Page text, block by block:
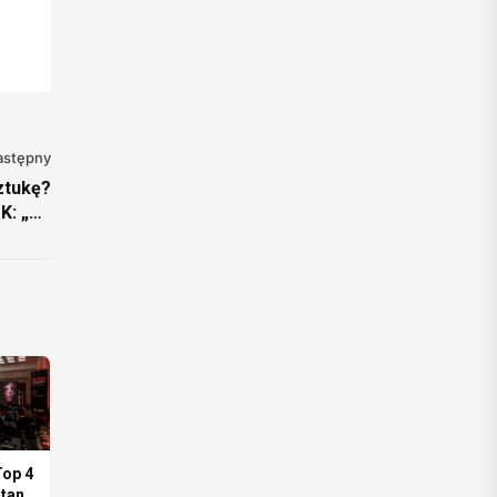
„Za
4